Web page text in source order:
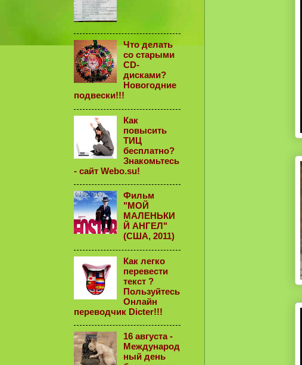
Что делать
со старыми
CD-
дисками?
Новогодние
подвески!!!
Как
повысить
ТИЦ
бесплатно?
Знакомьтесь
- сайт Webo.su!
Фильм
"МОЙ
МАЛЕНЬКИ
Й АНГЕЛ"
(США, 2011)
Как легко
перевести
текст ?
Пользуйтесь
Онлайн
переводчик Dicter!!!
16 августа -
Международ
ный день